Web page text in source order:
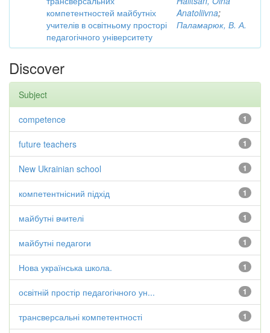
компетентностей майбутніх
учителів в освітньому просторі
педагогічного університету
Anatoliivna;
Паламарюк, В. А.
Discover
Subject
1
competence
1
future teachers
1
New Ukrainian school
1
компетентнісний підхід
1
майбутні вчителі
1
майбутні педагоги
1
Нова українська школа.
1
освітній простір педагогічного ун...
1
трансверсальні компетентності